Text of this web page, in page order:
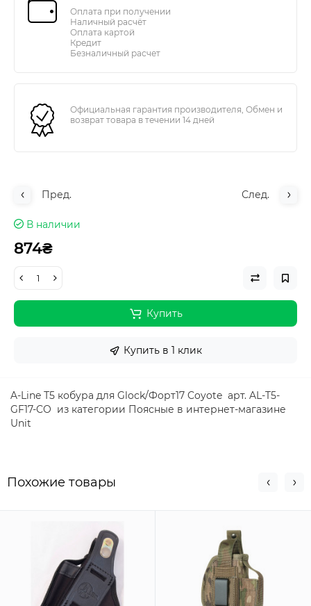
Оплата при получении
Наличный расчёт
Оплата картой
Кредит
Безналичный расчет
Официальная гарантия производителя, Обмен и
возврат товара в течении 14 дней
Пред. След.
В наличии
874₴
Купить
Купить в 1 клик
A-Line Т5 кобура для Glock/Форт17 Coyote арт. AL-T5-
GF17-CO из категории Поясные в интернет-магазине
Unit
Похожие товары